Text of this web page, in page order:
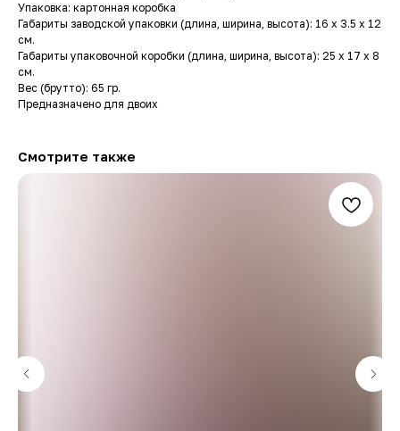
Упаковка: картонная коробка
Габариты заводской упаковки (длина, ширина, высота): 16 x 3.5 x 12
см.
Габариты упаковочной коробки (длина, ширина, высота): 25 x 17 x 8
см.
Вес (брутто): 65 гр.
Предназначено для двоих
Смотрите также